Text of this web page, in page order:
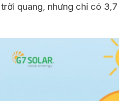
quang, nhưng chỉ có